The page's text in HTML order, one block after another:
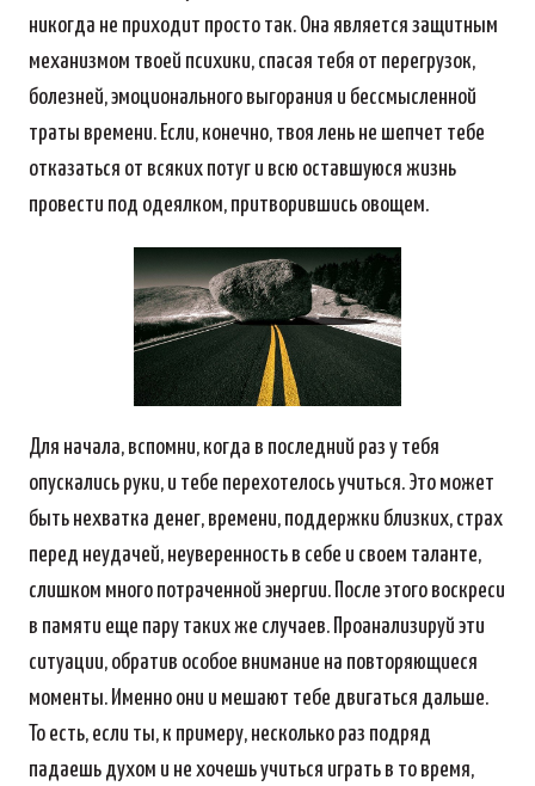
никогда не приходит просто так. Она является защитным
механизмом твоей психики, спасая тебя от перегрузок,
болезней, эмоционального выгорания и бессмысленной
траты времени. Если, конечно, твоя лень не шепчет тебе
отказаться от всяких потуг и всю оставшуюся жизнь
провести под одеялком, притворившись овощем.
Для начала, вспомни, когда в последний раз у тебя
опускались руки, и тебе перехотелось учиться. Это может
быть нехватка денег, времени, поддержки близких, страх
перед неудачей, неуверенность в себе и своем таланте,
слишком много потраченной энергии. После этого воскреси
в памяти еще пару таких же случаев. Проанализируй эти
ситуации, обратив особое внимание на повторяющиеся
моменты. Именно они и мешают тебе двигаться дальше.
То есть, если ты, к примеру, несколько раз подряд
падаешь духом и не хочешь учиться играть в то время,